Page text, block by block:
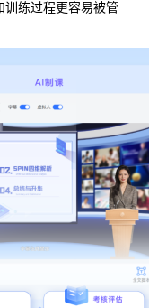
训练过程更容易被管